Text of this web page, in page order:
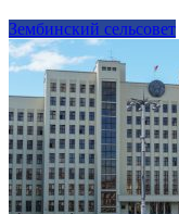
Зембинский сельсовет